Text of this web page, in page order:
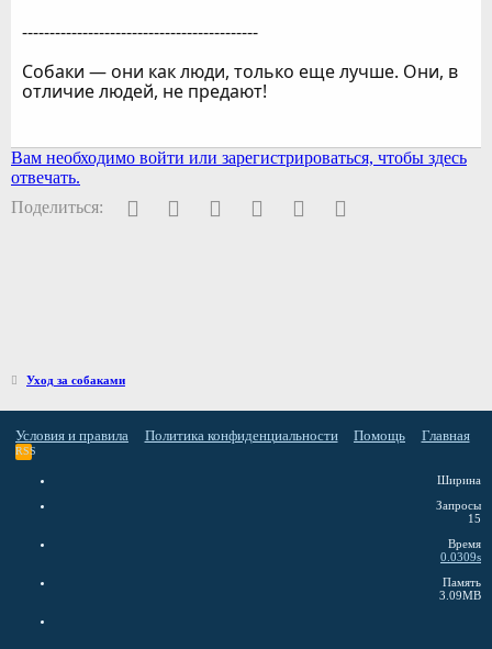
-------------------------------------------
Собаки — они как люди, только еще лучше. Они, в
отличие людей, не предают!
Вам необходимо войти или зарегистрироваться, чтобы здесь
отвечать.
Поделиться:
FacebookTwitter PinterestWhatsAppЭлектронная почта
Уход за собаками
Условия и правила Политика конфиденциальности Помощь Главная
RSS
Ширина
Запросы
15
Время
0.0309s
Память
3.09MB